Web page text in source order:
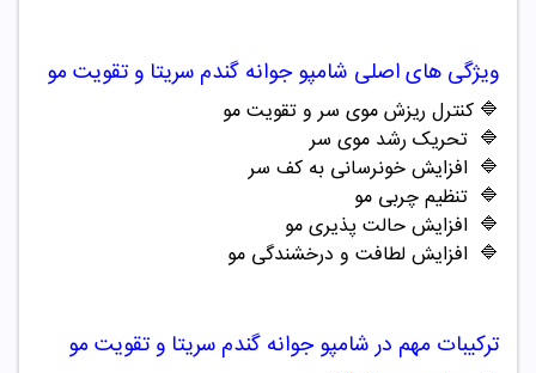
ویژگی های اصلی شامپو جوانه گندم سریتا و تقویت مو
🔷 کنترل ریزش موی سر و تقویت مو
🔷 تحریک رشد موی سر
🔷 افزایش خونرسانی به کف سر
🔷 تنظیم چربی مو
🔷 افزایش حالت پذیری مو
🔷 افزایش لطافت و درخشندگی مو
ترکیبات مهم در شامپو جوانه گندم سریتا و تقویت مو